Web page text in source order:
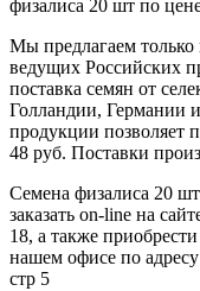
физалиса 20 шт по
Мы предлагаем
ведущих Российских
поставка семян от
Голландии, Германии
продукции позволяет
48 руб. Поставки
Семена физалиса 20
заказать on-line на
18, а также
нашем офисе по
стр 5